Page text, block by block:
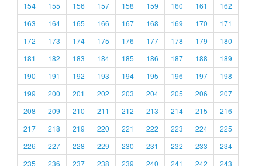
154
155 156 157 158 159 160 161
162
163
164 165 166 167 168 169 170
171
172
173 174 175 176 177 178 179
180
181
182 183 184 185 186 187 188
189
190
191 192 193 194 195 196 197
198
199
200 201 202 203 204 205 206
207
208
209 210 211 212 213 214 215
216
217
218 219 220 221 222 223 224
225
226
227 228 229 230 231 232 233
234
235
236 237 238 239 240 241 242 243